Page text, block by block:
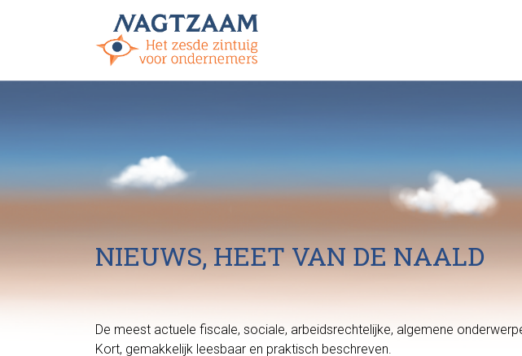
NIEUWS, HEET VAN DE NAALD
De meest actuele fiscale, sociale, arbeidsrechtelijke, algemene
Kort, gemakkelijk leesbaar en praktisch beschreven.